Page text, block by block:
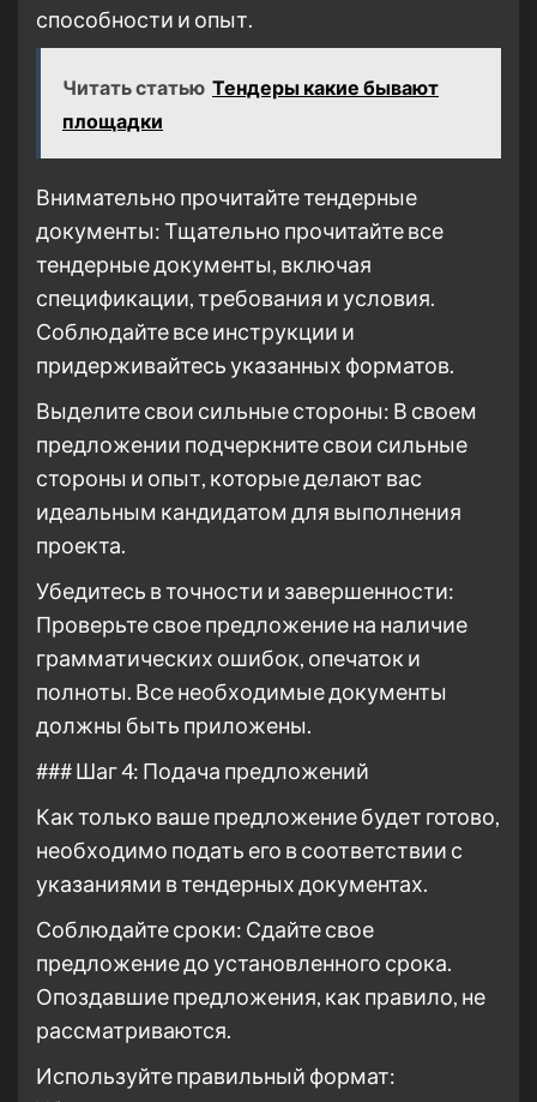
способности и опыт.
Читать статью Тендеры какие бывают
площадки
Внимательно прочитайте тендерные
документы: Тщательно прочитайте все
тендерные документы, включая
спецификации, требования и условия.
Соблюдайте все инструкции и
придерживайтесь указанных форматов.
Выделите свои сильные стороны: В своем
предложении подчеркните свои сильные
стороны и опыт, которые делают вас
идеальным кандидатом для выполнения
проекта.
Убедитесь в точности и завершенности:
Проверьте свое предложение на наличие
грамматических ошибок, опечаток и
полноты. Все необходимые документы
должны быть приложены.
### Шаг 4: Подача предложений
Как только ваше предложение будет готово,
необходимо подать его в соответствии с
указаниями в тендерных документах.
Соблюдайте сроки: Сдайте свое
предложение до установленного срока.
Опоздавшие предложения, как правило, не
рассматриваются.
Используйте правильный формат: